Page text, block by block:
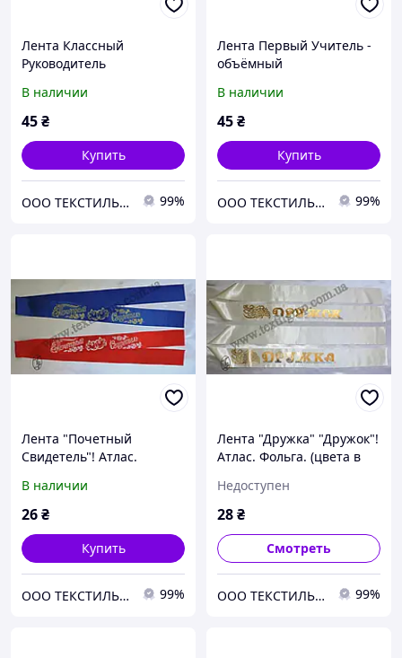
Лента Классный
Руководитель
В наличии
45₴
Купить
ООО ТЕКСТИЛЬ ГРУП 99%
Лента Первый Учитель -
объёмный
В наличии
45₴
Купить
ООО ТЕКСТИЛЬ ГРУП 99%
Лента "Почетный
Свидетель"! Атлас.
В наличии
26₴
Купить
ООО ТЕКСТИЛЬ ГРУП 99%
Лента "Дружка" "Дружок"!
Атлас. Фольга. (цвета в
Недоступен
28₴
Смотреть
ООО ТЕКСТИЛЬ ГРУП 99%